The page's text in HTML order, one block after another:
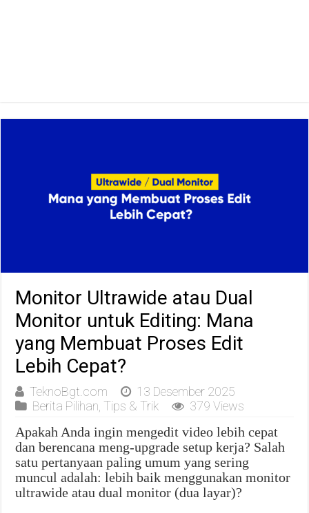
Monitor Ultrawide atau Dual
Monitor untuk Editing: Mana
yang Membuat Proses Edit
Lebih Cepat?
TeknoBgt.com
13 Desember 2025
Berita Pilihan Tips & Trik 379 Views
Apakah Anda ingin mengedit video lebih cepat
dan berencana meng-upgrade setup kerja? Salah
satu pertanyaan paling umum yang sering
muncul adalah: lebih baik menggunakan monitor
ultrawide atau dual monitor (dua layar)?